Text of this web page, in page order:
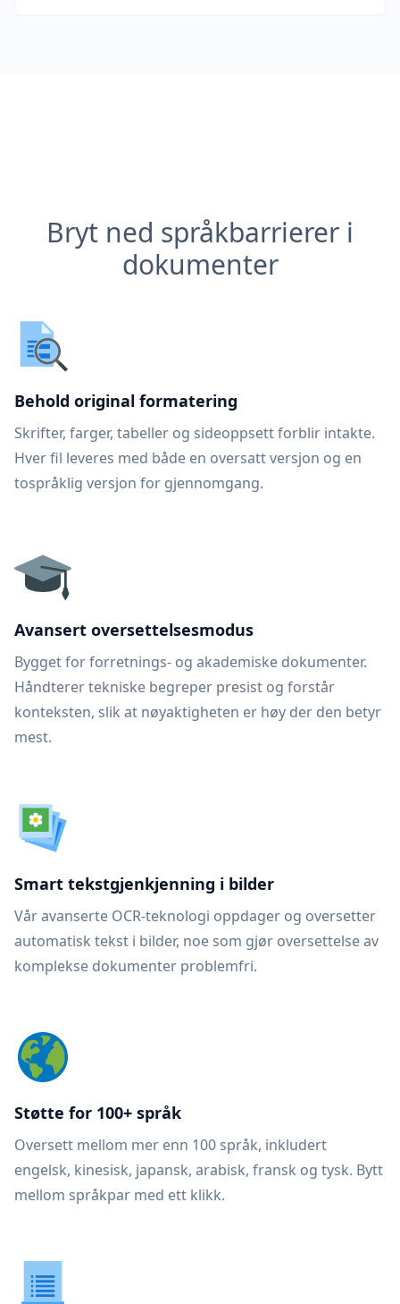
Bryt ned språkbarrierer i
dokumenter
Behold original formatering
Skrifter, farger, tabeller og sideoppsett forblir intakte.
Hver fil leveres med både en oversatt versjon og en
tospråklig versjon for gjennomgang.
Avansert oversettelsesmodus
Bygget for forretnings- og akademiske dokumenter.
Håndterer tekniske begreper presist og forstår
konteksten, slik at nøyaktigheten er høy der den betyr
mest.
Smart tekstgjenkjenning i bilder
Vår avanserte OCR-teknologi oppdager og oversetter
automatisk tekst i bilder, noe som gjør oversettelse av
komplekse dokumenter problemfri.
Støtte for 100+ språk
Oversett mellom mer enn 100 språk, inkludert
engelsk, kinesisk, japansk, arabisk, fransk og tysk. Bytt
mellom språkpar med ett klikk.